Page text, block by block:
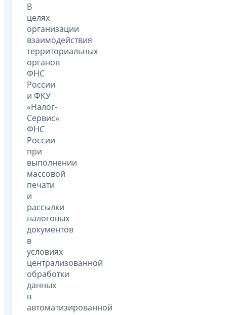
В
целях
организации
взаимодействия
территориальных
органов
ФНС
России
и ФКУ
«Налог-
Сервис»
ФНС
России
при
выполнении
массовой
печати
и
рассылки
налоговых
документов
в
условиях
централизованной
обработки
данных
в
автоматизированной